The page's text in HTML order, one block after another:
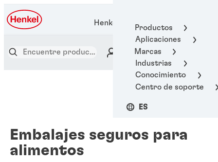
Productos
Aplicaciones
Marcas
Industrias
Conocimiento
Centro de soporte
ES
Henkel Adhesive Technologies
Embalajes seguros para
alimentos